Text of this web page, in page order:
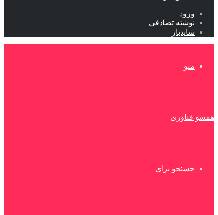
ورود
نوشته تصادفی
سایدبار
منو
همسو فناوری
جستجو برای